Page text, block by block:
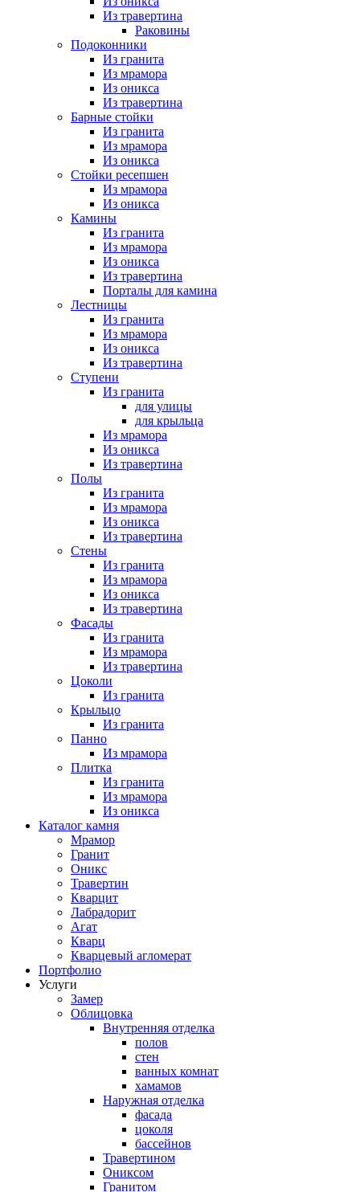
Из травертина
Раковины
Подоконники
Из гранита
Из мрамора
Из оникса
Из травертина
Барные стойки
Из гранита
Из мрамора
Из оникса
Стойки ресепшен
Из мрамора
Из оникса
Камины
Из гранита
Из мрамора
Из оникса
Из травертина
Порталы для камина
Лестницы
Из гранита
Из мрамора
Из оникса
Из травертина
Ступени
Из гранита
для улицы
для крыльца
Из мрамора
Из оникса
Из травертина
Полы
Из гранита
Из мрамора
Из оникса
Из травертина
Стены
Из гранита
Из мрамора
Из оникса
Из травертина
Фасады
Из гранита
Из мрамора
Из травертина
Цоколи
Из гранита
Крыльцо
Из гранита
Панно
Из мрамора
Плитка
Из гранита
Из мрамора
Из оникса
Каталог камня
Мрамор
Гранит
Оникс
Травертин
Кварцит
Лабрадорит
Агат
Кварц
Кварцевый агломерат
Портфолио
Услуги
Замер
Облицовка
Внутренняя отделка
полов
стен
ванных комнат
хамамов
Наружная отделка
фасада
цоколя
бассейнов
Травертином
Ониксом
Гранитом